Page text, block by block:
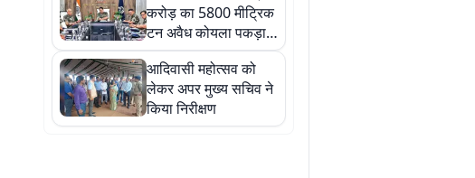
करोड़ का 5800 मीट्रिक
टन अवैध कोयला पकड़ा,
103 साइट हुए बंद
आदिवासी महोत्सव को
लेकर अपर मुख्य सचिव ने
किया निरीक्षण